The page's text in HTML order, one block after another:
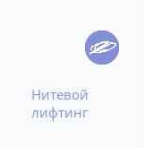
Нитевой
лифтинг